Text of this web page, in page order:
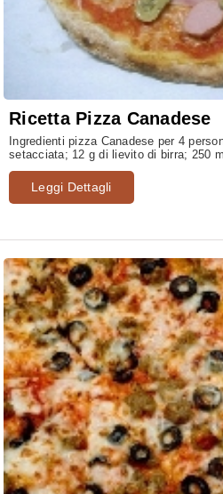
Ricetta Pizza Canadese
Ingredienti pizza Canadese per 4
setacciata; 12 g di lievito di birra; 250
Leggi Dettagli